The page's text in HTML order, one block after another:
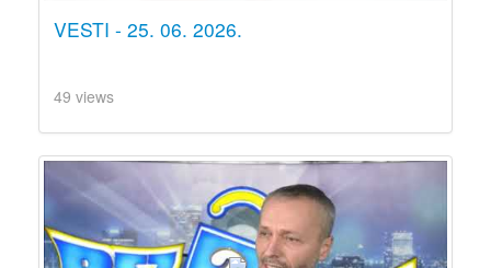
VESTI - 25. 06. 2026.
49 views